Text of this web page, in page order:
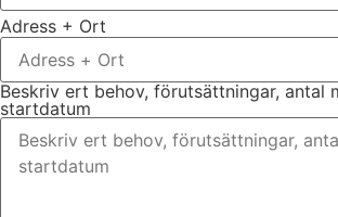
Adress + Ort
Beskriv ert behov, förutsättningar, antal
startdatum